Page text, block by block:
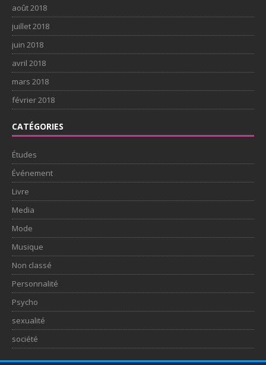
août 2018
juillet 2018
juin 2018
avril 2018
mars 2018
février 2018
CATÉGORIES
Études
Événement
Livre
Media
Mode
Musique
Non classé
Personnalité
Psycho
sexualité
société